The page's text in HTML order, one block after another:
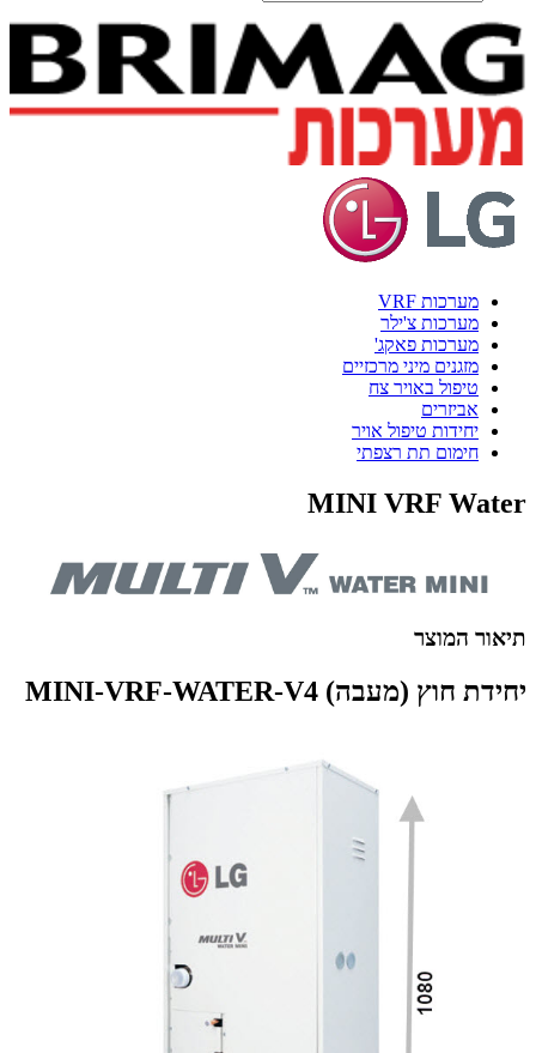
מערכות VRF
מערכות צ'ילר
מערכות פאקג'
מזגנים מיני מרכזיים
טיפול באויר צח
אביזרים
יחידות טיפול אויר
חימום תת רצפתי
MINI VRF Water
תיאור המוצר
יחידת חוץ (מעבה) MINI-VRF-WATER-V4